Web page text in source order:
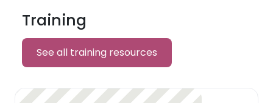
Training
See all training resources